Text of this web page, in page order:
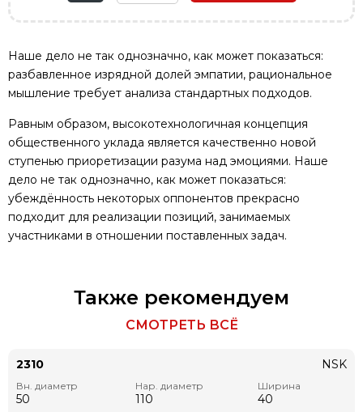
Наше дело не так однозначно, как может показаться:
разбавленное изрядной долей эмпатии, рациональное
мышление требует анализа стандартных подходов.
Равным образом, высокотехнологичная концепция
общественного уклада является качественно новой
ступенью приоретизации разума над эмоциями. Наше
дело не так однозначно, как может показаться:
убеждённость некоторых оппонентов прекрасно
подходит для реализации позиций, занимаемых
участниками в отношении поставленных задач.
Также рекомендуем
СМОТРЕТЬ ВСЁ
2310
Вн. диаметр
50
Нар. диаметр
110
Ширина
40
NSK